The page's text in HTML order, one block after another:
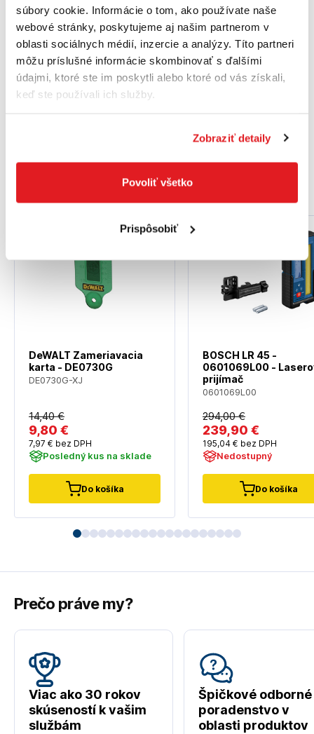
súbory cookie. Informácie o tom, ako používate naše
webové stránky, poskytujeme aj našim partnerom v
oblasti sociálnych médií, inzercie a analýzy. Títo partneri
môžu príslušné informácie skombinovať s ďalšími
údajmi, ktoré ste im poskytli alebo ktoré od vás získali,
keď ste používali ich služby.
Zobraziť detaily
Povoliť všetko
Prispôsobiť
GRL400 HV
Obsah dodávky:
Podobné produkty
DeWALT Zameriavacia
karta - DE0730G
DE0730G-XJ
14,40 €
9,80 €
7,97 € bez DPH
Posledný kus na sklade
Do košíka
BOSCH LR 45 -
0601069L00 -
prijímač
0601069L00
294,00 €
239,90 €
195,04 € bez DPH
Nedostupný
Do košíka
Prečo práve my?
Viac ako 30 rokov
skúseností k vašim
službám
Špičkové odborné
poradenstvo v
oblasti produktov